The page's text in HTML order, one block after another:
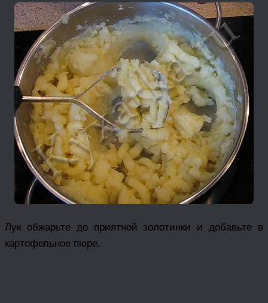
Лук обжарьте до приятной золотинки и добавьте в
картофельное пюре.